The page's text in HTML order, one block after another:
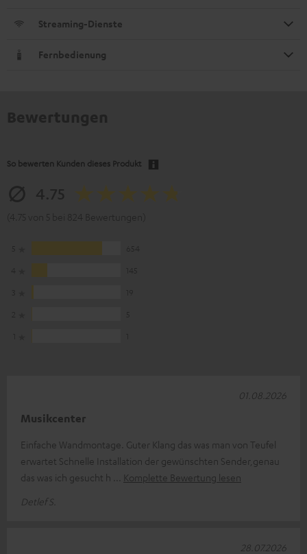
Streaming-Dienste
Fernbedienung
So bewerten Kunden dieses Produkt
Musikcenter
Einfache Wandmontage. Guter Klang das was man von Teufel
erwartet Schnelle Installation der gewünschten Sender,genau
das was ich gesucht h
Komplette Bewertung lesen
Detlef S.
01.08.2026
28.07.2026